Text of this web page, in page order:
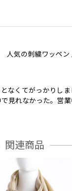
気の刺繍ワッペン
なくてがっかりし
見れなかった。営
関連商品